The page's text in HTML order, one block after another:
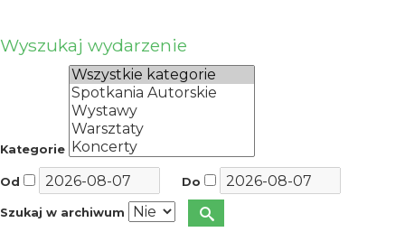
Wojewódzka
Biblioteka
Publiczna
im.
Emanuela
Wyszukaj wydarzenie
Kategorie
Od Do
Szukaj w archiwum